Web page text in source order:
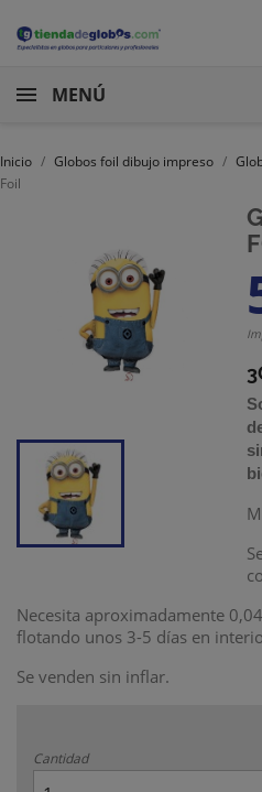
MENÚ
Inicio Globos foil dibujo impreso
Foil
Necesita aproximadamente
flotando unos 3-5 días en
Se venden sin inflar.
Cantidad